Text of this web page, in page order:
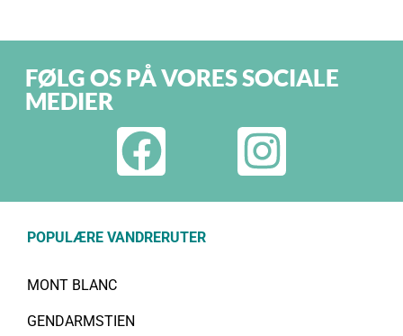
FØLG OS PÅ VORES SOCIALE
MEDIER
POPULÆRE VANDRERUTER
MONT BLANC
GENDARMSTIEN